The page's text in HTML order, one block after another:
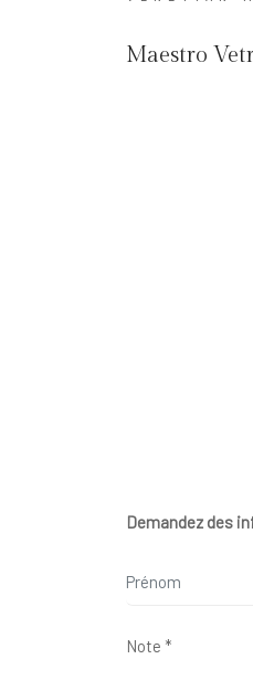
Maestro
Demandez des